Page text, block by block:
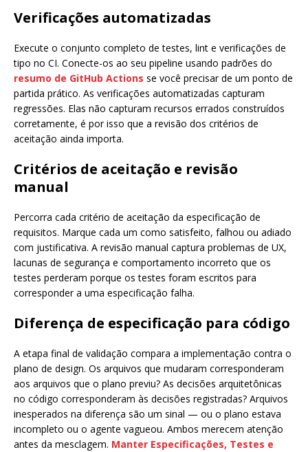
Verificações automatizadas
Execute o conjunto completo de testes, lint e verificações de
tipo no CI. Conecte-os ao seu pipeline usando padrões do
resumo de GitHub Actions se você precisar de um ponto de
partida prático. As verificações automatizadas capturam
regressões. Elas não capturam recursos errados construídos
corretamente, é por isso que a revisão dos critérios de
aceitação ainda importa.
Critérios de aceitação e revisão
manual
Percorra cada critério de aceitação da especificação de
requisitos. Marque cada um como satisfeito, falhou ou adiado
com justificativa. A revisão manual captura problemas de UX,
lacunas de segurança e comportamento incorreto que os
testes perderam porque os testes foram escritos para
corresponder a uma especificação falha.
Diferença de especificação para código
A etapa final de validação compara a implementação contra o
plano de design. Os arquivos que mudaram corresponderam
aos arquivos que o plano previu? As decisões arquitetônicas
no código corresponderam às decisões registradas? Arquivos
inesperados na diferença são um sinal — ou o plano estava
incompleto ou o agente vagueou. Ambos merecem atenção
antes da mesclagem. Manter Especificações, Testes e